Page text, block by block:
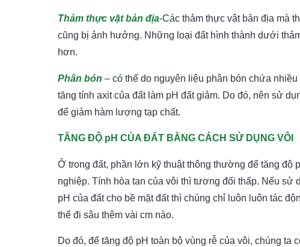
Thảm thực vật bản địa-Các thảm thực vật bản địa mà
cũng bị ảnh hưởng. Những loại đất hình thành dưới
hơn.
Phân bón – có thể do nguyên liệu phân bón chứa
tăng tính axit của đất làm pH đất giảm. Do đó, nên sử
để giảm hàm lượng tạp chất.
TĂNG ĐỘ pH CỦA ĐẤT BẰNG CÁCH SỬ DỤNG VÔI
Ở trong đất, phần lớn kỹ thuật thông thường để tăng độ
nghiệp. Tính hòa tan của vôi thì tương đối thấp. Nếu sử
pH của đất cho bề mặt đất thì chúng chỉ luôn luôn tác
thể đi sâu thêm vài cm nào.
Do đó, để tăng độ pH toàn bộ vùng rễ của vôi, chúng ta